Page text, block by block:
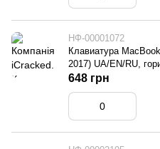
НФ-00001072
Клавиатура
2017) UA/EN/RU,
648 грн